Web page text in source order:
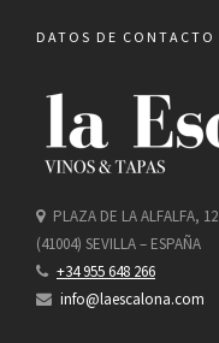
DATOS DE CONTACTO
PLAZA DE LA ALFALFA, 12
(41004) SEVILLA – ESPAÑA
+34 955 648 266
info@laescalona.com